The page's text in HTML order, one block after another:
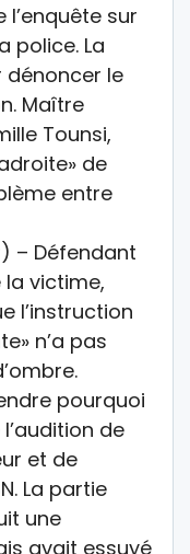
sur
police. La
le
Maître
Tounsi,
de
entre
– Défendant
victime,
l’instruction
n’a pas
pourquoi
de
et de
La partie
une
avait essuyé